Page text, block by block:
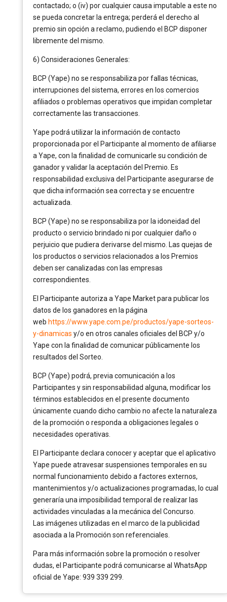
contactado; o (iv) por cualquier causa imputable a este no
se pueda concretar la entrega; perderá el derecho al
premio sin opción a reclamo, pudiendo el BCP disponer
libremente del mismo.
6) Consideraciones Generales:
BCP (Yape) no se responsabiliza por fallas técnicas,
interrupciones del sistema, errores en los comercios
afiliados o problemas operativos que impidan completar
correctamente las transacciones.
Yape podrá utilizar la información de contacto
proporcionada por el Participante al momento de afiliarse
a Yape, con la finalidad de comunicarle su condición de
ganador y validar la aceptación del Premio. Es
responsabilidad exclusiva del Participante asegurarse de
que dicha información sea correcta y se encuentre
actualizada.
BCP (Yape) no se responsabiliza por la idoneidad del
producto o servicio brindado ni por cualquier daño o
perjuicio que pudiera derivarse del mismo. Las quejas de
los productos o servicios relacionados a los Premios
deben ser canalizadas con las empresas
correspondientes.
El Participante autoriza a Yape Market para publicar los
datos de los ganadores en la página
web https://www.yape.com.pe/productos/yape-sorteos-
y-dinamicas y/o en otros canales oficiales del BCP y/o
Yape con la finalidad de comunicar públicamente los
resultados del Sorteo.
BCP (Yape) podrá, previa comunicación a los
Participantes y sin responsabilidad alguna, modificar los
términos establecidos en el presente documento
únicamente cuando dicho cambio no afecte la naturaleza
de la promoción o responda a obligaciones legales o
necesidades operativas.
El Participante declara conocer y aceptar que el aplicativo
Yape puede atravesar suspensiones temporales en su
normal funcionamiento debido a factores externos,
mantenimientos y/o actualizaciones programadas, lo cual
generaría una imposibilidad temporal de realizar las
actividades vinculadas a la mecánica del Concurso.
Las imágenes utilizadas en el marco de la publicidad
asociada a la Promoción son referenciales.
Para más información sobre la promoción o resolver
dudas, el Participante podrá comunicarse al WhatsApp
oficial de Yape: 939 339 299.